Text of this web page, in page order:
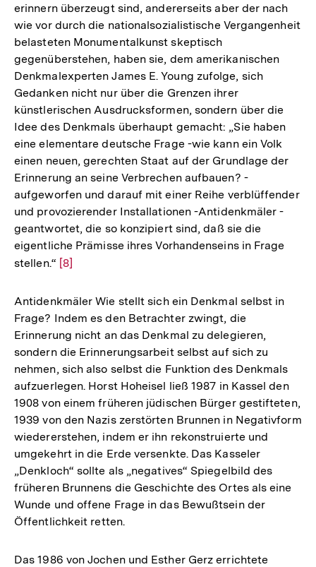
erinnern überzeugt sind, andererseits aber der nach
wie vor durch die nationalsozialistische Vergangenheit
belasteten Monumentalkunst skeptisch
gegenüberstehen, haben sie, dem amerikanischen
Denkmalexperten James E. Young zufolge, sich
Gedanken nicht nur über die Grenzen ihrer
künstlerischen Ausdrucksformen, sondern über die
Idee des Denkmals überhaupt gemacht: „Sie haben
eine elementare deutsche Frage -wie kann ein Volk
einen neuen, gerechten Staat auf der Grundlage der
Erinnerung an seine Verbrechen aufbauen? -
aufgeworfen und darauf mit einer Reihe verblüffender
und provozierender Installationen -Antidenkmäler -
geantwortet, die so konzipiert sind, daß sie die
eigentliche Prämisse ihres Vorhandenseins in Frage
stellen.“ Zur
der
Fußnote
[8]
Antidenkmäler Wie stellt sich ein Denkmal selbst in
Frage? Indem es den Betrachter zwingt, die
Erinnerung nicht an das Denkmal zu delegieren,
sondern die Erinnerungsarbeit selbst auf sich zu
nehmen, sich also selbst die Funktion des Denkmals
aufzuerlegen. Horst Hoheisel ließ 1987 in Kassel den
1908 von einem früheren jüdischen Bürger gestifteten,
1939 von den Nazis zerstörten Brunnen in Negativform
wiedererstehen, indem er ihn rekonstruierte und
umgekehrt in die Erde versenkte. Das Kasseler
„Denkloch“ sollte als „negatives“ Spiegelbild des
früheren Brunnens die Geschichte des Ortes als eine
Wunde und offene Frage in das Bewußtsein der
Öffentlichkeit retten.
Das 1986 von Jochen und Esther Gerz errichtete